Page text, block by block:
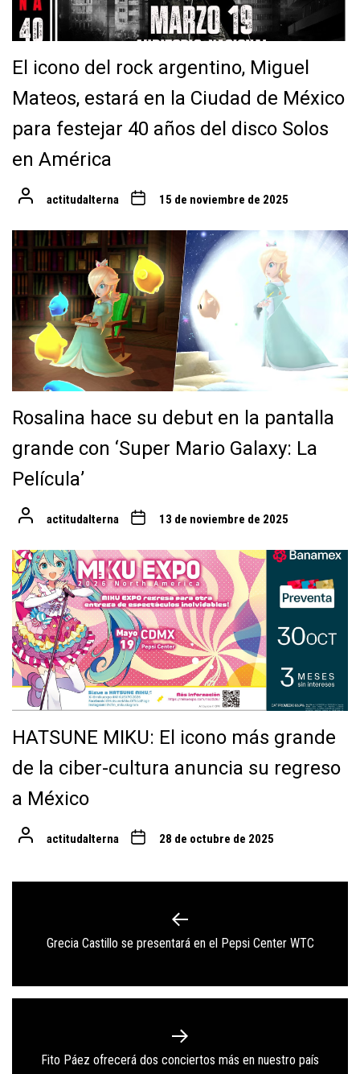
El icono del rock argentino, Miguel
Mateos, estará en la Ciudad de México
para festejar 40 años del disco Solos
en América
actitudalterna 15 de noviembre de 2025
Rosalina hace su debut en la pantalla
grande con ‘Super Mario Galaxy: La
Película’
actitudalterna 13 de noviembre de 2025
HATSUNE MIKU: El icono más grande
de la ciber-cultura anuncia su regreso
a México
actitudalterna 28 de octubre de 2025
entradas
Previous
Grecia Castillo se presentará en el Pepsi Center WTC
Next
Fito Páez ofrecerá dos conciertos más en nuestro país